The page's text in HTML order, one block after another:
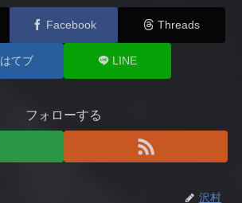
Facebook Threads
はてブ LINE
フォローする
沢村